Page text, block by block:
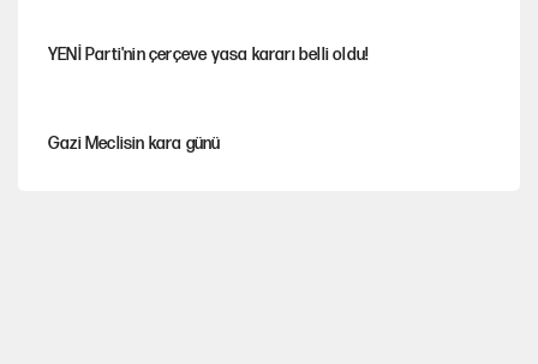
YENİ Parti'nin çerçeve yasa kararı belli oldu!
Gazi Meclisin kara günü